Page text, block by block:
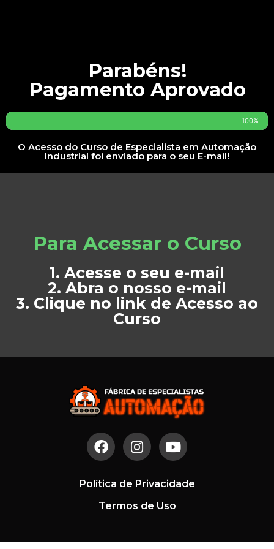
Parabéns!
Pagamento Aprovado
100%
O Acesso do Curso de Especialista em Automação
Industrial foi enviado para o seu E-mail!
Para Acessar o Curso
1. Acesse o seu e-mail
2. Abra o nosso e-mail
3. Clique no link de Acesso ao
Curso
Política de Privacidade
Termos de Uso